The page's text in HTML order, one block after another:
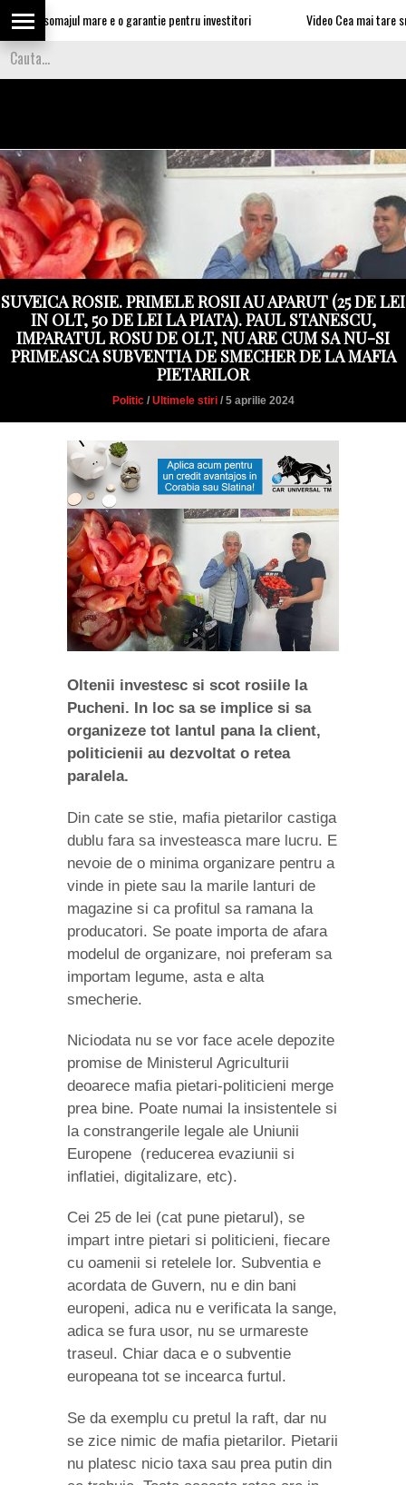
somajul mare e o garantie pentru investitori Video Cea mai tare
SUVEICA ROSIE. PRIMELE ROSII AU APARUT (25 DE LEI
IN OLT, 50 DE LEI LA PIATA). PAUL STANESCU,
IMPARATUL ROSU DE OLT, NU ARE CUM SA NU-SI
PRIMEASCA SUBVENTIA DE SMECHER DE LA MAFIA
PIETARILOR
Politic/ Ultimele stiri/ 5 aprilie 2024
Oltenii investesc si scot rosiile la
Pucheni. In loc sa se implice si sa
organizeze tot lantul pana la client,
politicienii au dezvoltat o retea
paralela.
Din cate se stie, mafia pietarilor castiga
dublu fara sa investeasca mare lucru. E
nevoie de o minima organizare pentru a
vinde in piete sau la marile lanturi de
magazine si ca profitul sa ramana la
producatori. Se poate importa de afara
modelul de organizare, noi preferam sa
importam legume, asta e alta
smecherie.
Niciodata nu se vor face acele depozite
promise de Ministerul Agriculturii
deoarece mafia pietari-politicieni merge
prea bine. Poate numai la insistentele si
la constrangerile legale ale Uniunii
Europene (reducerea evaziunii si
inflatiei, digitalizare, etc).
Cei 25 de lei (cat pune pietarul), se
impart intre pietari si politicieni, fiecare
cu oamenii si retelele lor. Subventia e
acordata de Guvern, nu e din bani
europeni, adica nu e verificata la sange,
adica se fura usor, nu se urmareste
traseul. Chiar daca e o subventie
europeana tot se incearca furtul.
Se da exemplu cu pretul la raft, dar nu
se zice nimic de mafia pietarilor. Pietarii
nu platesc nicio taxa sau prea putin din